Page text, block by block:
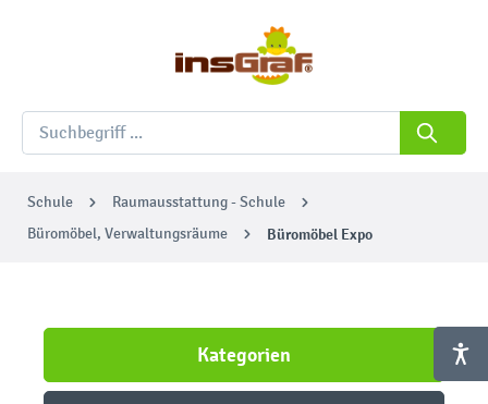
Schule
Raumausstattung - Schule
Büromöbel, Verwaltungsräume
Büromöbel Expo
Kategorien